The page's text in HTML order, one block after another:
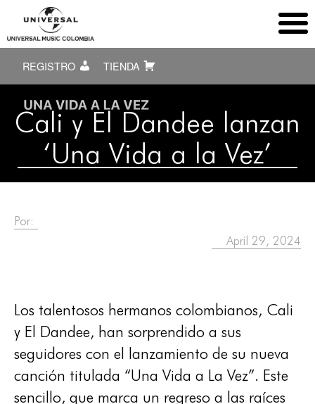
REGISTRO TIENDA
Cali y El Dandee lanzan
‘Una Vida a la Vez’
Por:
April 29, 2024
Los talentosos hermanos colombianos, Cali
y El Dandee, han sorprendido a sus
seguidores con el lanzamiento de su nueva
canción titulada “Una Vida a La Vez”. Este
sencillo, que marca un regreso a las raíces